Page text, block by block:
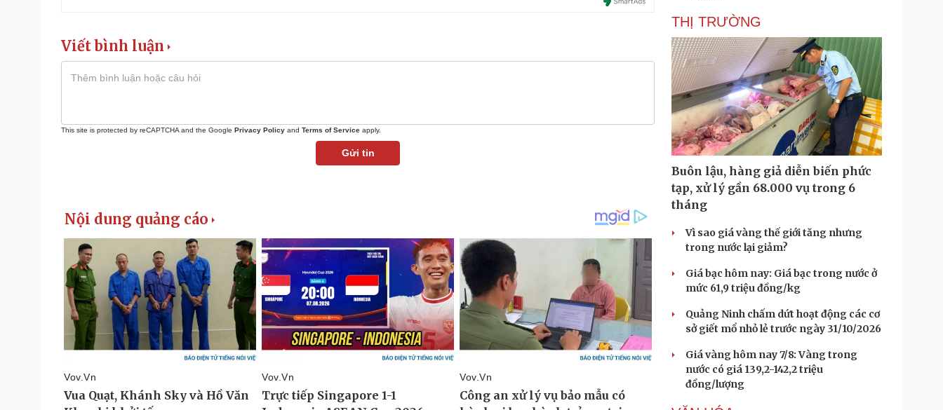
Viết bình luận
This site is protected by reCAPTCHA and the Google Privacy Policy and Terms of Service apply.
Gửi tin
THỊ TRƯỜNG
Buôn lậu, hàng giả diễn biến phức
tạp, xử lý gần 68.000 vụ trong 6
tháng
Vì sao giá vàng thế giới tăng nhưng
trong nước lại giảm?
Giá bạc hôm nay: Giá bạc trong nước ở
mức 61,9 triệu đồng/kg
Quảng Ninh chấm dứt hoạt động các cơ
sở giết mổ nhỏ lẻ trước ngày 31/10/2026
Giá vàng hôm nay 7/8: Vàng trong
nước có giá 139,2-142,2 triệu
đồng/lượng